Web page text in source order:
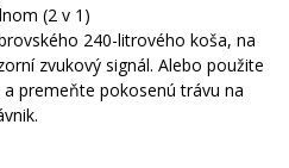
(2 v 1)
240-litrového koša, na
zvukový signál. Alebo použite
premeňte pokosenú trávu na